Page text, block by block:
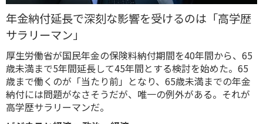
年金納付延長で深刻な影響を受けるのは「高学歴
サラリーマン」
厚生労働省が国民年金の保険料納付期間を40年間から、65
歳未満まで5年間延長して45年間とする検討を始めた。65
歳まで働くのが「当たり前」となり、65歳未満までの年金
納付には問題がなさそうだが、唯一の例外がある。それが
高学歴サラリーマンだ。